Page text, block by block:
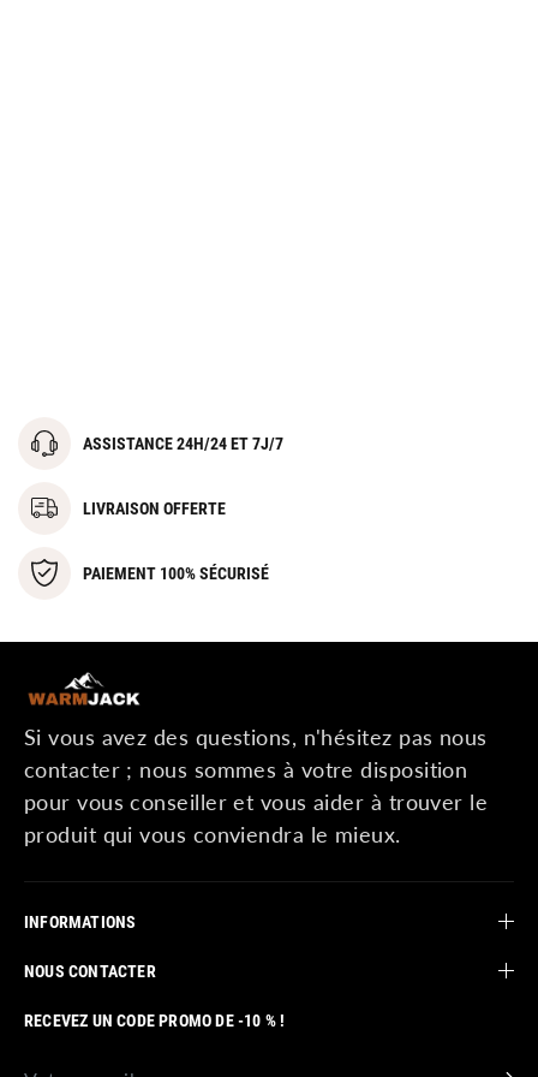
ASSISTANCE 24H/24 ET 7J/7
LIVRAISON OFFERTE
PAIEMENT 100% SÉCURISÉ
Si vous avez des questions, n'hésitez pas nous
contacter ; nous sommes à votre disposition
pour vous conseiller et vous aider à trouver le
produit qui vous conviendra le mieux.
INFORMATIONS
NOUS CONTACTER
RECEVEZ UN CODE PROMO DE -10 % !